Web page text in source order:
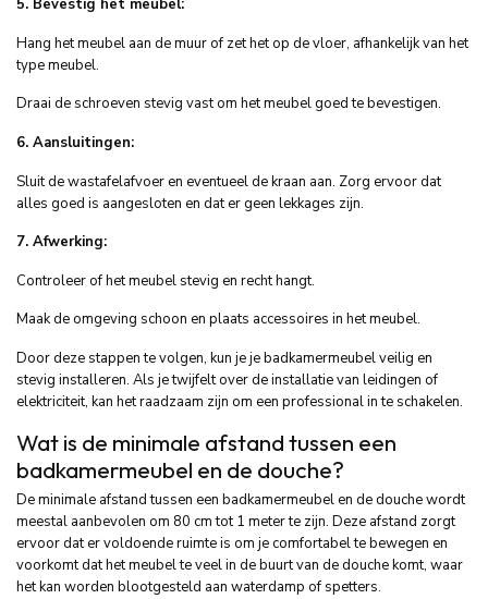
5. Bevestig het meubel:
Hang het meubel aan de muur of zet het op de vloer, afhankelijk van het
type meubel.
Draai de schroeven stevig vast om het meubel goed te bevestigen.
6. Aansluitingen:
Sluit de wastafelafvoer en eventueel de kraan aan. Zorg ervoor dat
alles goed is aangesloten en dat er geen lekkages zijn.
7. Afwerking:
Controleer of het meubel stevig en recht hangt.
Maak de omgeving schoon en plaats accessoires in het meubel.
Door deze stappen te volgen, kun je je badkamermeubel veilig en
stevig installeren. Als je twijfelt over de installatie van leidingen of
elektriciteit, kan het raadzaam zijn om een professional in te schakelen.
Wat is de minimale afstand tussen een
badkamermeubel en de douche?
De minimale afstand tussen een badkamermeubel en de douche wordt
meestal aanbevolen om 80 cm tot 1 meter te zijn. Deze afstand zorgt
ervoor dat er voldoende ruimte is om je comfortabel te bewegen en
voorkomt dat het meubel te veel in de buurt van de douche komt, waar
het kan worden blootgesteld aan waterdamp of spetters.